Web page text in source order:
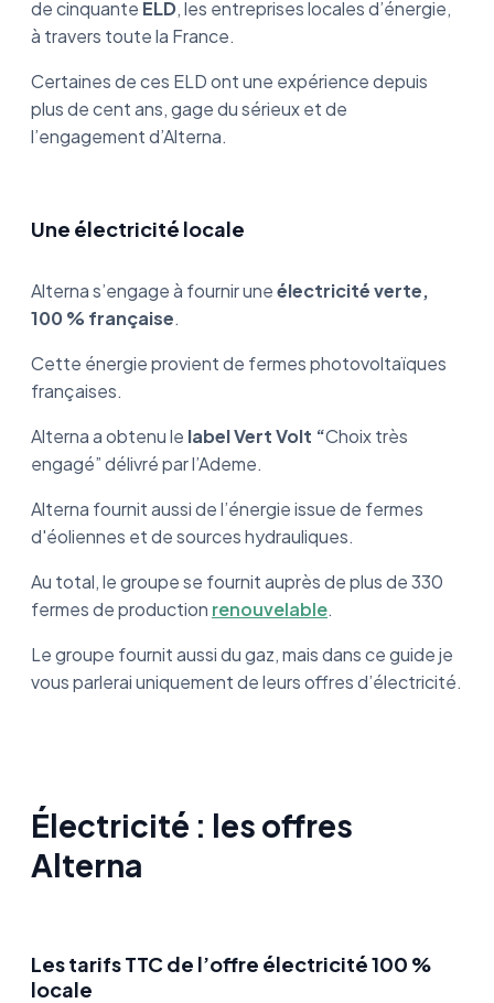
de cinquante ELD, les entreprises locales d’énergie,
à travers toute la France.
Certaines de ces ELD ont une expérience depuis
plus de cent ans, gage du sérieux et de
l’engagement d’Alterna.
Une électricité locale
Alterna s’engage à fournir uneélectricité verte,
100 % française.
Cette énergie provient de fermes photovoltaïques
françaises.
Alterna a obtenu le label Vert Volt “Choix très
engagé” délivré par l’Ademe.
Alterna fournit aussi de l’énergie issue de fermes
d'éoliennes et de sources hydrauliques.
Au total, le groupe se fournit auprès de plus de 330
fermes de production renouvelable.
Le groupe fournit aussi du gaz, mais dans ce guide je
vous parlerai uniquement de leurs offres d’électricité.
Électricité : les offres
Alterna
Les tarifs TTC de l’offre électricité 100 %
locale